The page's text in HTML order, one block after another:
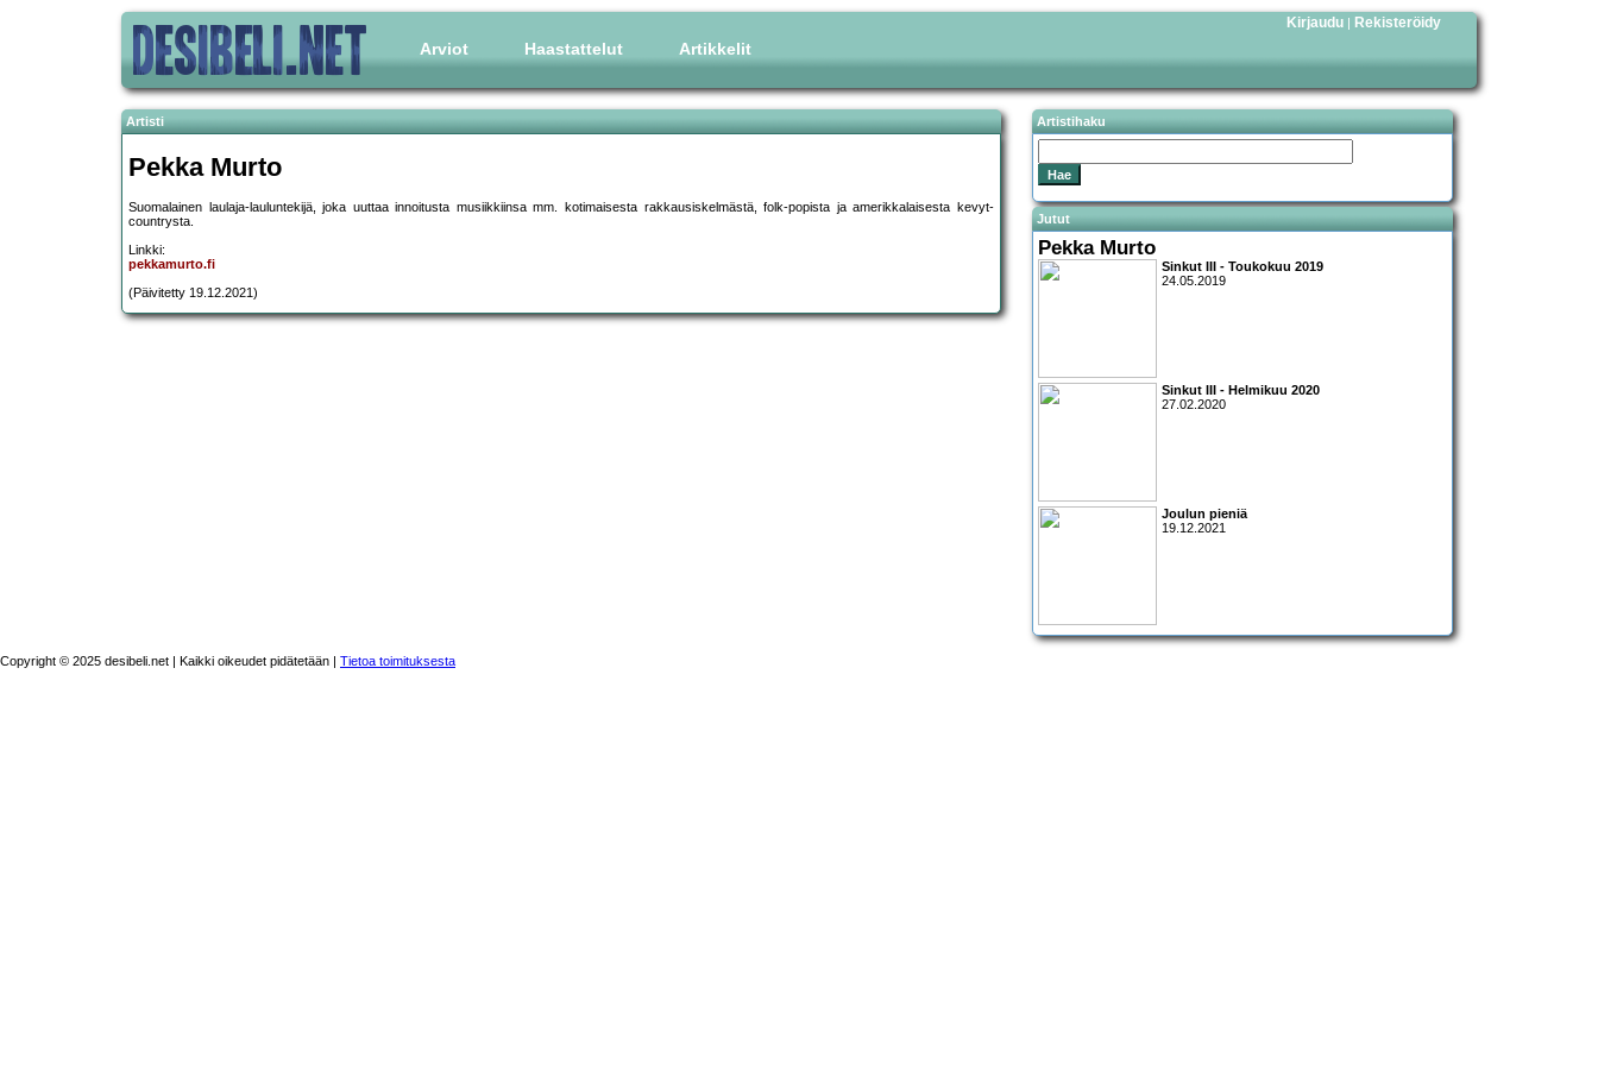
Arviot Haastattelut Artikkelit
Kirjaudu | Rekisteröidy
Artisti
Pekka Murto
Suomalainen laulaja-lauluntekijä, joka uuttaa innoitusta musiikkiinsa mm. kotimaisesta rakkausiskelmästä, folk-popista ja amerikkalaisesta kevyt-
countrysta.
Linkki:
pekkamurto.fi
(Päivitetty 19.12.2021)
Artistihaku
Jutut
Pekka Murto
Sinkut III - Toukokuu 2019
24.05.2019
Sinkut III - Helmikuu 2020
27.02.2020
Joulun pieniä
19.12.2021
Copyright © 2025 desibeli.net | Kaikki oikeudet pidätetään | Tietoa toimituksesta